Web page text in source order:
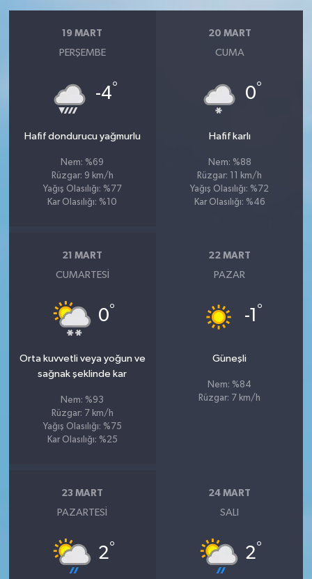
19 MART
PERŞEMBE
-4°
Hafif dondurucu yağmurlu
Nem: %69
Rüzgar: 9 km/h
Yağış Olasılığı: %77
Kar Olasılığı: %10
20 MART
CUMA
0°
Hafif karlı
Nem: %88
Rüzgar: 11 km/h
Yağış Olasılığı: %72
Kar Olasılığı: %46
21 MART
CUMARTESI
0°
Orta kuvvetli veya yoğun ve
sağnak şeklinde kar
Nem: %93
Rüzgar: 7 km/h
Yağış Olasılığı: %75
Kar Olasılığı: %25
22 MART
PAZAR
-1 °
Güneşli
Nem: %84
Rüzgar: 7 km/h
23 MART
PAZARTESI
2°
24 MART
SALI
2°